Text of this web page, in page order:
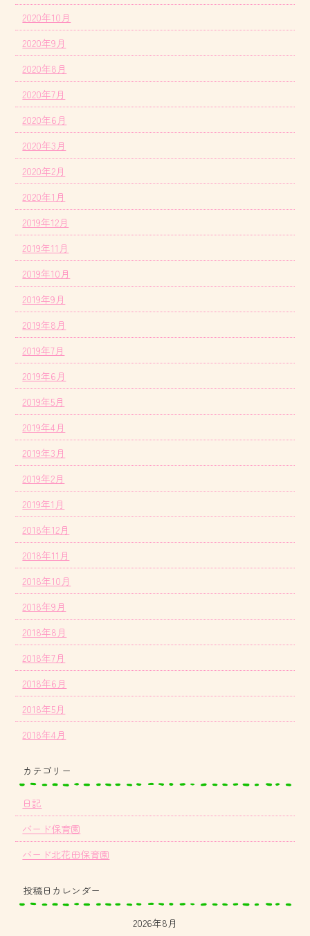
2020年10月
2020年9月
2020年8月
2020年7月
2020年6月
2020年3月
2020年2月
2020年1月
2019年12月
2019年11月
2019年10月
2019年9月
2019年8月
2019年7月
2019年6月
2019年5月
2019年4月
2019年3月
2019年2月
2019年1月
2018年12月
2018年11月
2018年10月
2018年9月
2018年8月
2018年7月
2018年6月
2018年5月
2018年4月
カテゴリー
日記
バード保育園
バード北花田保育園
投稿日カレンダー
2026年8月